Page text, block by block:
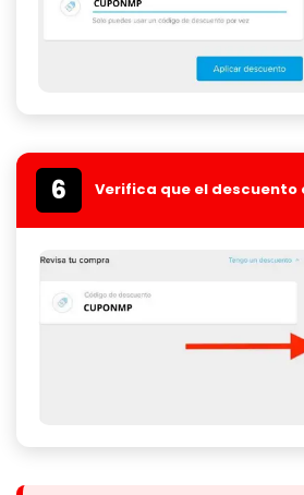
6 Verifica que el